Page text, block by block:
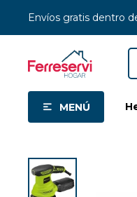
MENÚ
Envíos gratis dentro